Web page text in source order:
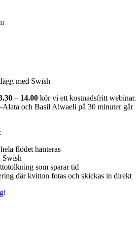
med Swish
– 14.00 kör vi ett kostnadsfritt webinar.
och Basil Alwaeli på 30 minuter går
flödet hanteras
Swish
som sparar tid
där kvitton fotas och skickas in direkt